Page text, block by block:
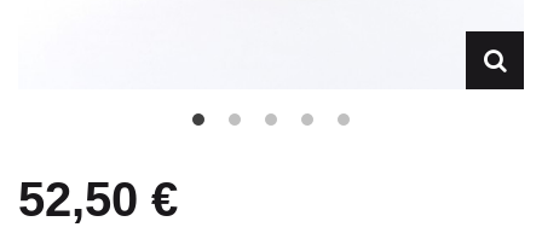
52,50 €